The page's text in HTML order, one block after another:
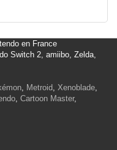
en France
Switch 2, amiibo, Zelda,
, Metroid, Xenoblade,
, Cartoon Master,